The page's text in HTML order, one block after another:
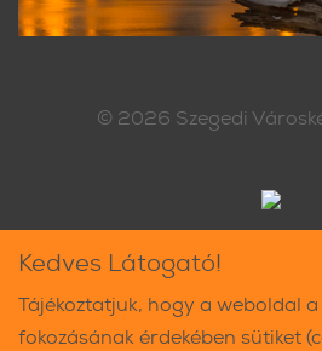
© 2026 Szegedi
Kedves Látogató!
Tájékoztatjuk, hogy a weboldal
fokozásának érdekében sütiket